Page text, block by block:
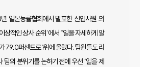
일본능률협회에서 발표한 신입사원 의
상적인 상사 순위’에서 “일을 자세하게 알
79.0퍼센트로 1위에 올랐다. 팀원들도 리
팀의 분위기를 논하기 전에 우선 ‘일을 제